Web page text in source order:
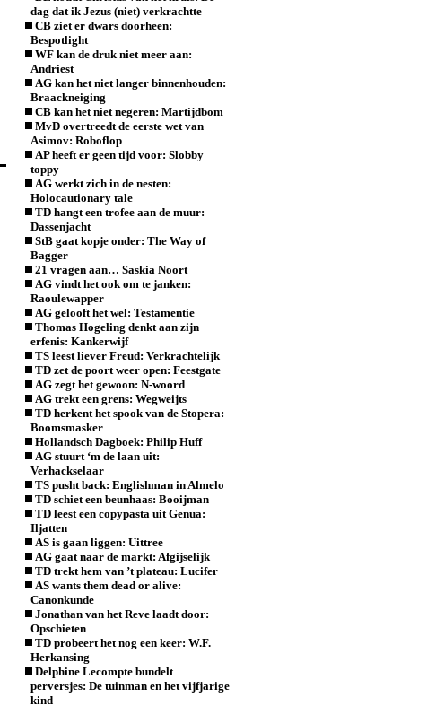
dag dat ik Jezus (niet) verkrachtte
CB ziet er dwars doorheen:
Bespotlight
WF kan de druk niet meer aan:
Andriest
AG kan het niet langer binnenhouden:
Braackneiging
CB kan het niet negeren: Martijdbom
MvD overtreedt de eerste wet van
Asimov: Roboflop
AP heeft er geen tijd voor: Slobby
toppy
AG werkt zich in de nesten:
Holocautionary tale
TD hangt een trofee aan de muur:
Dassenjacht
StB gaat kopje onder: The Way of
Bagger
21 vragen aan… Saskia Noort
AG vindt het ook om te janken:
Raoulewapper
AG gelooft het wel: Testamentie
Thomas Hogeling denkt aan zijn
erfenis: Kankerwijf
TS leest liever Freud: Verkrachtelijk
TD zet de poort weer open: Feestgate
AG zegt het gewoon: N-woord
AG trekt een grens: Wegweijts
TD herkent het spook van de Stopera:
Boomsmasker
Hollandsch Dagboek: Philip Huff
AG stuurt ‘m de laan uit:
Verhackselaar
TS pusht back: Englishman in Almelo
TD schiet een beunhaas: Booijman
TD leest een copypasta uit Genua:
Iljatten
AS is gaan liggen: Uittree
AG gaat naar de markt: Afgijselijk
TD trekt hem van ’t plateau: Lucifer
AS wants them dead or alive:
Canonkunde
Jonathan van het Reve laadt door:
Opschieten
TD probeert het nog een keer: W.F.
Herkansing
Delphine Lecompte bundelt
perversjes: De tuinman en het vijfjarige
kind